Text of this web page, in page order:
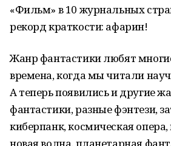
«Фильм» в 10 журнальных
рекорд краткости: афарин!
Жанр фантастики любят
времена, когда мы читали
А теперь появились и другие
фантастики, разные фэнтези,
киберпанк, космическая